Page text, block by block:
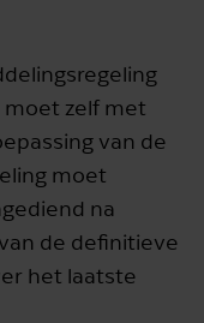
moet zelf met
van de
moet
na
de definitieve
het laatste